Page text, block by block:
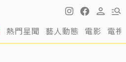
熱門星聞 藝人動態 電影 電視